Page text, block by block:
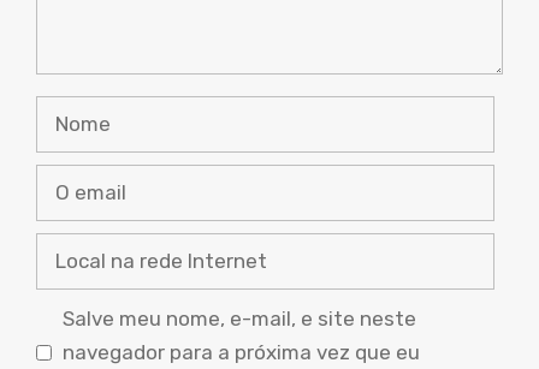
Nome
email
Local
na
rede
Internet
Salve meu nome, e-mail, e site neste
navegador para a próxima vez que eu